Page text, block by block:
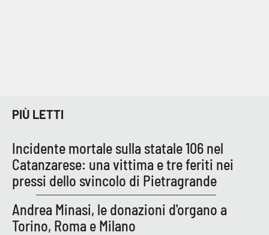
PIÙ LETTI
Incidente mortale sulla statale 106 nel
Catanzarese: una vittima e tre feriti nei
pressi dello svincolo di Pietragrande
Andrea Minasi, le donazioni d'organo a
Torino, Roma e Milano